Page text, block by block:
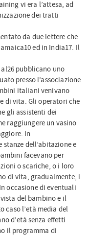
vi era l’attesa, ad
dei tratti
da due lettere che
ed in India17. Il
al26 pubblicano uno
presso l’associazione
italiani venivano
di vita. Gli operatori che
gli assistenti dei
raggiungere un vasino
In
dell’abitazione e
facevano per
o scariche, o i loro
di vita, gradualmente, i
occasione di eventuali
del bambino e il
caso l’età media del
d’età senza effetti
il programma di